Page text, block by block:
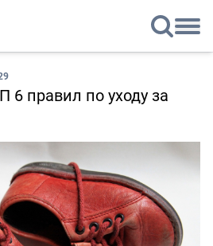
правил по уходу за